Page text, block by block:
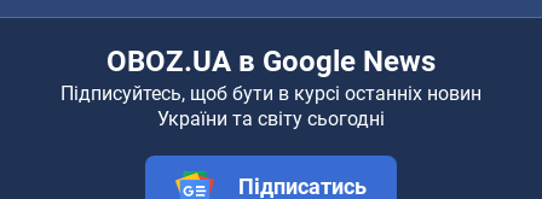
OBOZ.UA в Google News
Підписуйтесь, щоб бути в курсі останніх новин
України та світу сьогодні
Підписатись